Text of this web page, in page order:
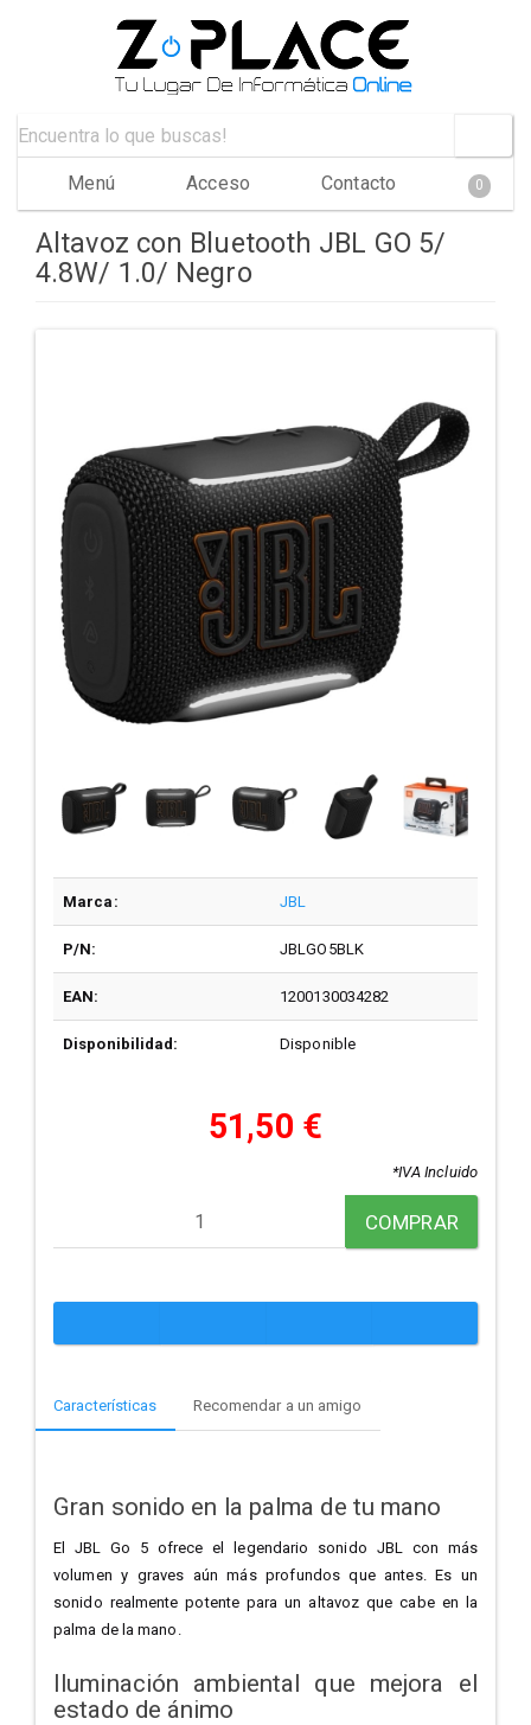
Menú Acceso Contacto 0
Altavoz con Bluetooth JBL GO 5/
4.8W/ 1.0/ Negro
Marca: JBL
P/N: JBLGO5BLK
EAN: 1200130034282
Disponibilidad: Disponible
51,50 €
*IVA Incluido
COMPRAR
Características Recomendar a un amigo
Gran sonido en la palma de tu mano
El JBL Go 5 ofrece el legendario sonido JBL con más
volumen y graves aún más profundos que antes. Es un
sonido realmente potente para un altavoz que cabe en la
palma de la mano.
Iluminación ambiental que mejora el
estado de ánimo